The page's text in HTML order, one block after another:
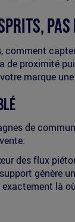
de proximité
marque
de
des flux
génère
là